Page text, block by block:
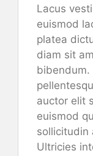
Lacus
euismod
platea
diam sit
bibendum.
auctor elit
euismod
sollicitudin
Ultricies